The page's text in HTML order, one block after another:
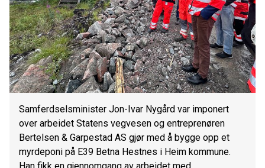
Samferdselsminister Jon-Ivar Nygård var imponert
over arbeidet Statens vegvesen og entreprenøren
Bertelsen & Garpestad AS gjør med å bygge opp et
myrdeponi på E39 Betna Hestnes i Heim kommune.